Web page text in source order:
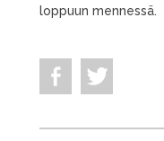
loppuun mennessä.